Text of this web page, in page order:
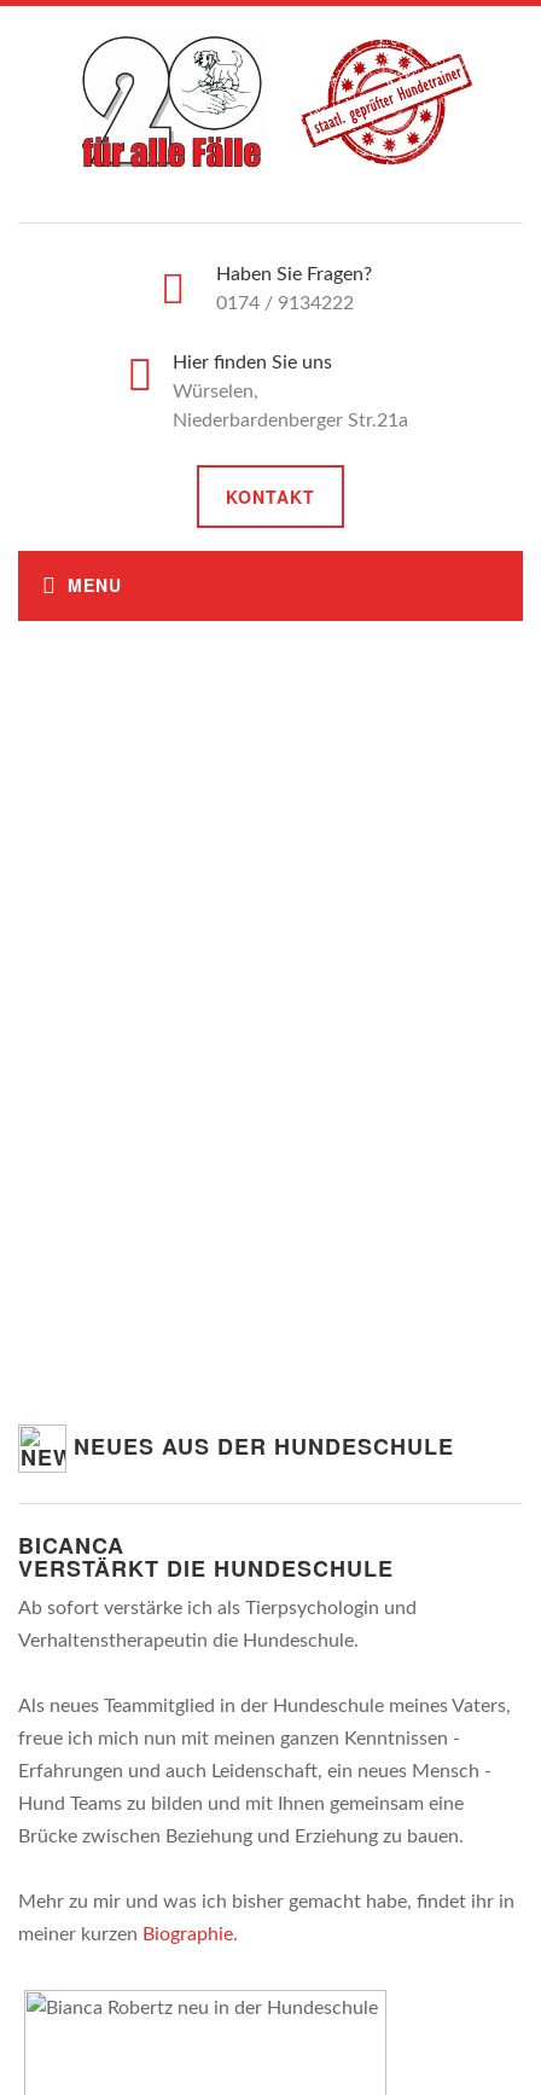
Haben Sie Fragen?
0174 / 9134222
Hier finden Sie uns
Würselen,
Niederbardenberger Str.21a
KONTAKT
NEUES AUS DER HUNDESCHULE
BICANCA
VERSTÄRKT DIE HUNDESCHULE
Ab sofort verstärke ich als Tierpsychologin und
Verhaltenstherapeutin die Hundeschule.
Als neues Teammitglied in der Hundeschule meines Vaters,
freue ich mich nun mit meinen ganzen Kenntnissen -
Erfahrungen und auch Leidenschaft, ein neues Mensch -
Hund Teams zu bilden und mit Ihnen gemeinsam eine
Brücke zwischen Beziehung und Erziehung zu bauen.
Mehr zu mir und was ich bisher gemacht habe, findet ihr in
meiner kurzen Biographie.